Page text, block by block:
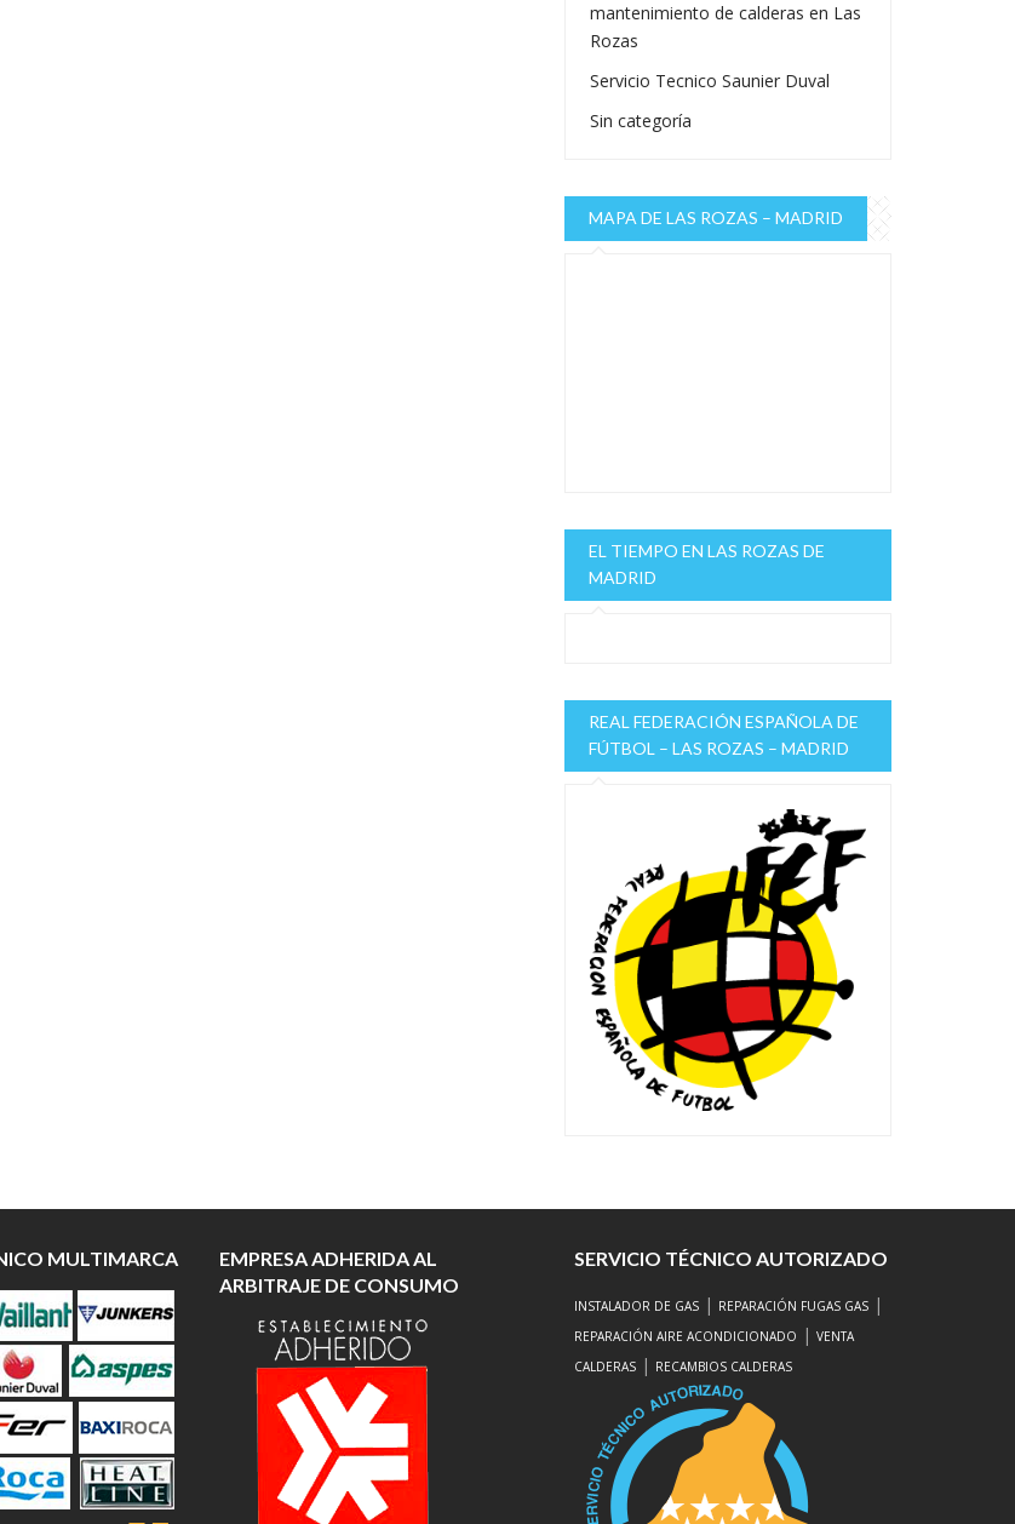
mantenimiento de calderas en Las
Rozas
Servicio Tecnico Saunier Duval
Sin categoría
MAPA DE LAS ROZAS – MADRID
EL TIEMPO EN LAS ROZAS DE
MADRID
REAL FEDERACIÓN ESPAÑOLA DE
FÚTBOL – LAS ROZAS – MADRID
MULTIMARCA
EMPRESA ADHERIDA AL
ARBITRAJE DE CONSUMO
SERVICIO TÉCNICO AUTORIZADO
INSTALADOR DE GAS| REPARACIÓN FUGAS GAS|
REPARACIÓN AIRE ACONDICIONADO | VENTA
CALDERAS| RECAMBIOS CALDERAS